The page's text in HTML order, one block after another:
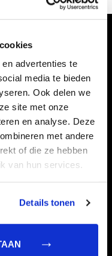
advertenties te
media te bieden
Ook delen we
site met onze
en analyse. Deze
met andere
of die ze hebben
van hun services.
Details tonen